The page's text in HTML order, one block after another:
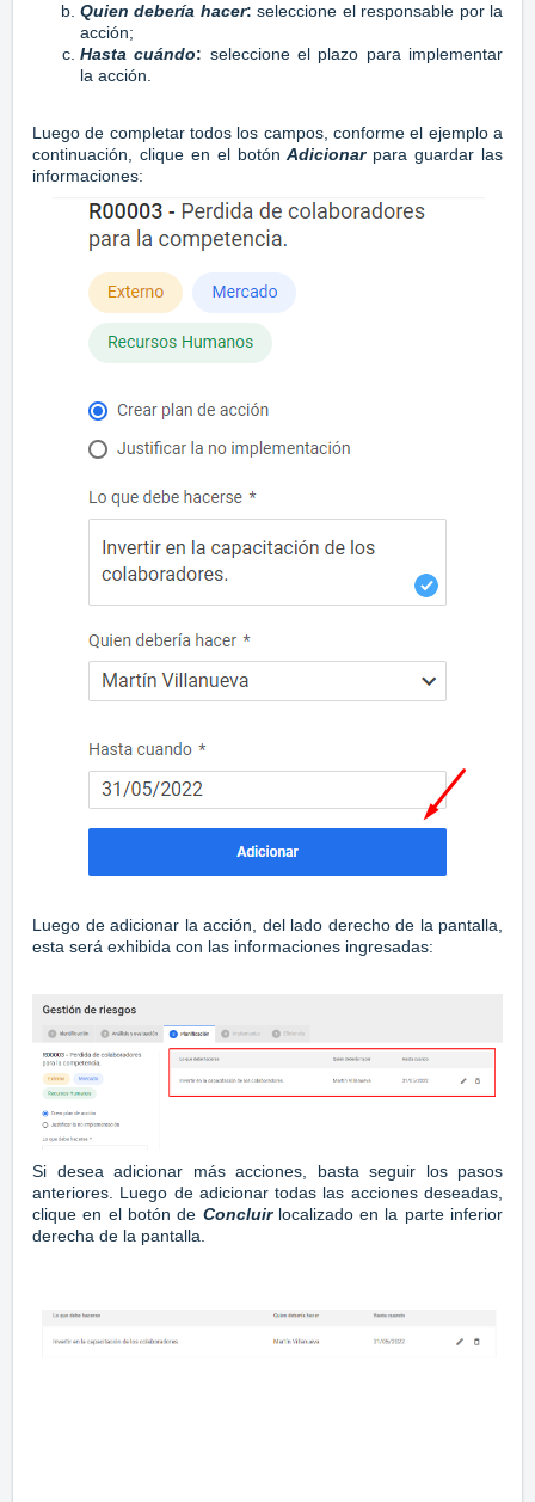
Quien debería hacer: seleccione el responsable por la
acción;
Hasta cuándo: seleccione el plazo para implementar
la acción.
Luego de completar todos los campos, conforme el ejemplo a
continuación, clique en el botón Adicionar para guardar las
informaciones:
Luego de adicionar la acción, del lado derecho de la pantalla,
esta será exhibida con las informaciones ingresadas:
Si desea adicionar más acciones, basta seguir los pasos
anteriores. Luego de adicionar todas las acciones deseadas,
clique en el botón de Concluir localizado en la parte inferior
derecha de la pantalla.